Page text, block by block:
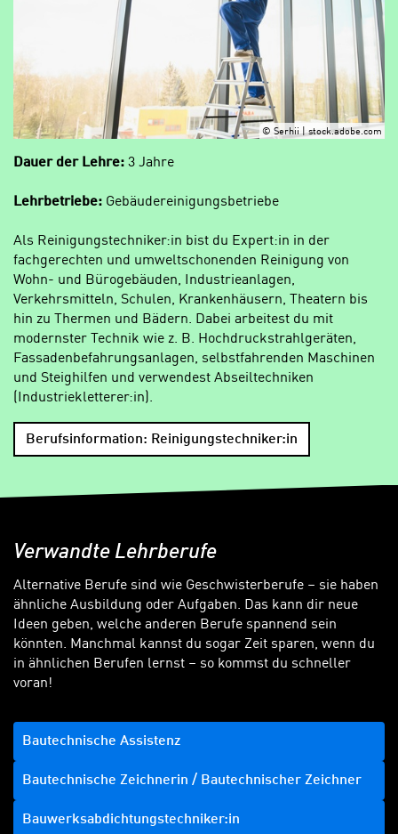
© Serhii | stock.adobe.com
Dauer der Lehre: 3 Jahre
Lehrbetriebe: Gebäudereinigungsbetriebe
Als Reinigungstechniker:in bist du Expert:in in der
fachgerechten und umweltschonenden Reinigung von
Wohn- und Bürogebäuden, Industrieanlagen,
Verkehrsmitteln, Schulen, Krankenhäusern, Theatern bis
hin zu Thermen und Bädern. Dabei arbeitest du mit
modernster Technik wie z. B. Hochdruckstrahlgeräten,
Fassadenbefahrungsanlagen, selbstfahrenden Maschinen
und Steighilfen und verwendest Abseiltechniken
(Industriekletterer:in).
Berufsinformation: Reinigungstechniker:in
Verwandte Lehrberufe
Alternative Berufe sind wie Geschwisterberufe – sie haben
ähnliche Ausbildung oder Aufgaben. Das kann dir neue
Ideen geben, welche anderen Berufe spannend sein
könnten. Manchmal kannst du sogar Zeit sparen, wenn du
in ähnlichen Berufen lernst – so kommst du schneller
voran!
Bautechnische Assistenz
Bautechnische Zeichnerin / Bautechnischer Zeichner
Bauwerksabdichtungstechniker:in